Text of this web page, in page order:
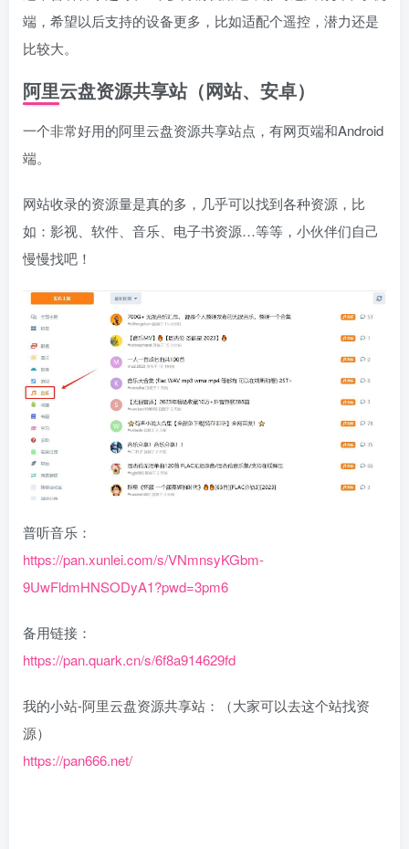
端，希望以后支持的设备更多，比如适配个遥控，潜力还是
比较大。
阿里云盘资源共享站（网站、安卓）
一个非常好用的阿里云盘资源共享站点，有网页端和Android
端。
网站收录的资源量是真的多，几乎可以找到各种资源，比
如：影视、软件、音乐、电子书资源…等等，小伙伴们自己
慢慢找吧！
普听音乐：
https://pan.xunlei.com/s/VNmnsyKGbm-
9UwFldmHNSODyA1?pwd=3pm6
备用链接：
https://pan.quark.cn/s/6f8a914629fd
我的小站-阿里云盘资源共享站：（大家可以去这个站找资
源）
https://pan666.net/